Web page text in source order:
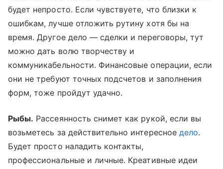
будет непросто. Если чувствуете, что близки к
ошибкам, лучше отложить рутину хотя бы на
время. Другое дело — сделки и переговоры, тут
можно дать волю творчеству и
коммуникабельности. Финансовые операции, если
они не требуют точных подсчетов и заполнения
форм, тоже пройдут удачно.
Рыбы. Рассеянность снимет как рукой, если вы
возьметесь за действительно интересное дело.
Будет просто наладить контакты,
профессиональные и личные. Креативные идеи